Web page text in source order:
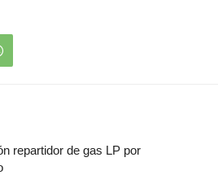
repartidor de gas LP por